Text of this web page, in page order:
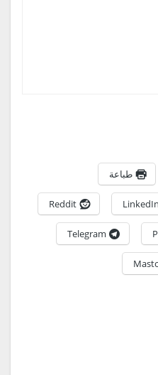
طباعة
LinkedIn
Reddit
Telegram